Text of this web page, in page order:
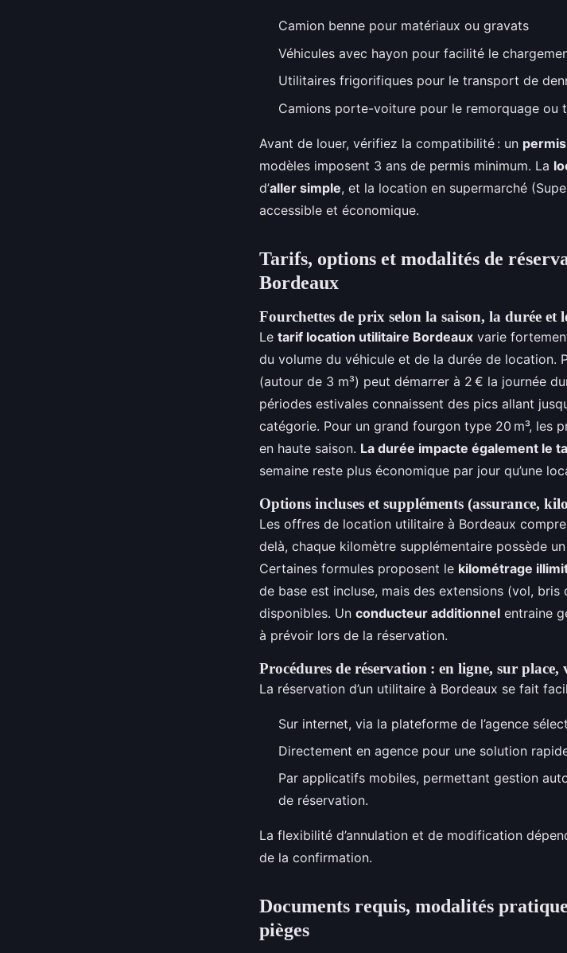
Camion benne pour matériaux ou gravats
Véhicules avec hayon pour facilité le
Utilitaires frigorifiques pour le transport de
Camions porte-voiture pour le remorquage ou
Avant de louer, vérifiez la compatibilité : un
modèles imposent 3 ans de permis minimum. La
d’aller simple, et la location en supermarché
accessible et économique.
Tarifs, options et modalités de
Bordeaux
Fourchettes de prix selon la saison, la durée et
Le tarif location utilitaire Bordeaux varie
du volume du véhicule et de la durée de location.
(autour de 3 m³) peut démarrer à 2 € la journée
périodes estivales connaissent des pics allant
catégorie. Pour un grand fourgon type 20 m³, les
en haute saison. La durée impacte également le
semaine reste plus économique par jour qu’une
Options incluses et suppléments (assurance,
Les offres de location utilitaire à Bordeaux
delà, chaque kilomètre supplémentaire possède
Certaines formules proposent le kilométrage
de base est incluse, mais des extensions (vol,
disponibles. Un conducteur additionnel entraine
à prévoir lors de la réservation.
Procédures de réservation : en ligne, sur
La réservation d’un utilitaire à Bordeaux se fait
Sur internet, via la plateforme de l’agence
Directement en agence pour une solution
Par applicatifs mobiles, permettant gestion
de réservation.
La flexibilité d’annulation et de modification
de la confirmation.
Documents requis, modalités
pièges